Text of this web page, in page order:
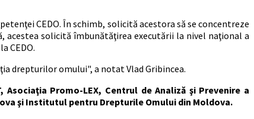
CEDO. În schimb, solicită acestora să se concentreze
acestea solicită îmbunătăţirea executării la nivel naţional a
CEDO.
drepturilor omului", a notat Vlad Gribincea.
Promo-LEX, Centrul de Analiză şi Prevenire a
şi Institutul pentru Drepturile Omului din Moldova.